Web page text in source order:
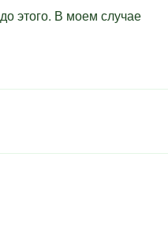
этого. В моем случае